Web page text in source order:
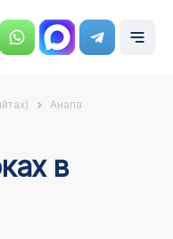
Анапа
в